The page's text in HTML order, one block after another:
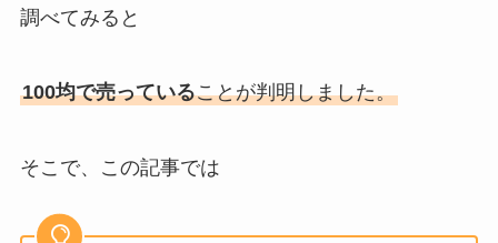
調べてみると
100均で売っていることが判明しました。
そこで、この記事では